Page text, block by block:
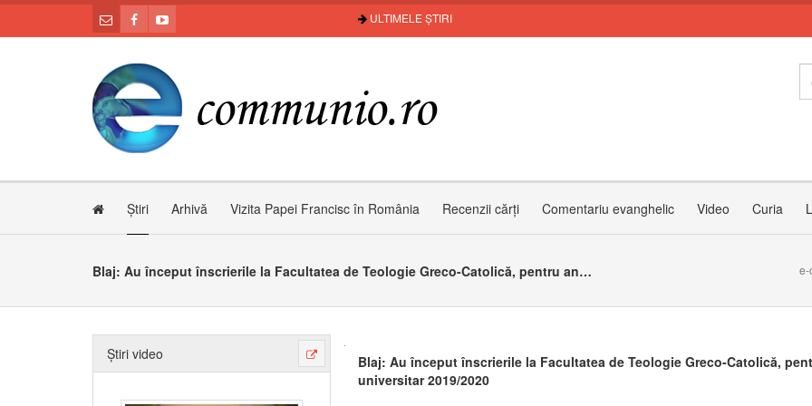
ULTIMELE ȘTIRI
Știri Arhivă Vizita Papei Francisc în România Recenzii cărți Comentariu evanghelic Video Curia
Blaj: Au început înscrierile la Facultatea de Teologie Greco-Catolică, pentru anul universitar 2019/2020 e-
Știri video
Blaj: Au început înscrierile la Facultatea de Teologie Greco-Catolică,
universitar 2019/2020